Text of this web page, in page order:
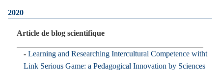
2020
Article de blog scientifique
Learning and Researching Intercultural Competence witht
Link Serious Game: a Pedagogical Innovation by Sciences